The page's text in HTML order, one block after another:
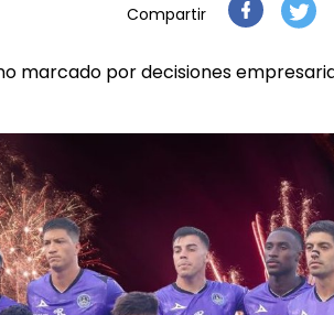
Compartir
marcado por decisiones